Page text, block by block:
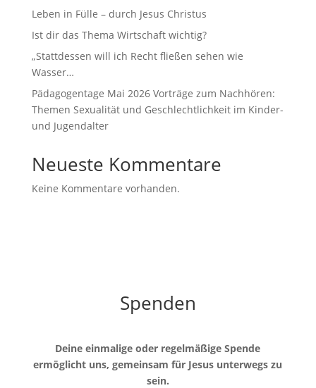
Leben in Fülle – durch Jesus Christus
Ist dir das Thema Wirtschaft wichtig?
„Stattdessen will ich Recht fließen sehen wie
Wasser…
Pädagogentage Mai 2026 Vorträge zum Nachhören:
Themen Sexualität und Geschlechtlichkeit im Kinder-
und Jugendalter
Neueste Kommentare
Keine Kommentare vorhanden.
Spenden
Deine einmalige oder regelmäßige Spende
ermöglicht uns, gemeinsam für Jesus unterwegs zu
sein.